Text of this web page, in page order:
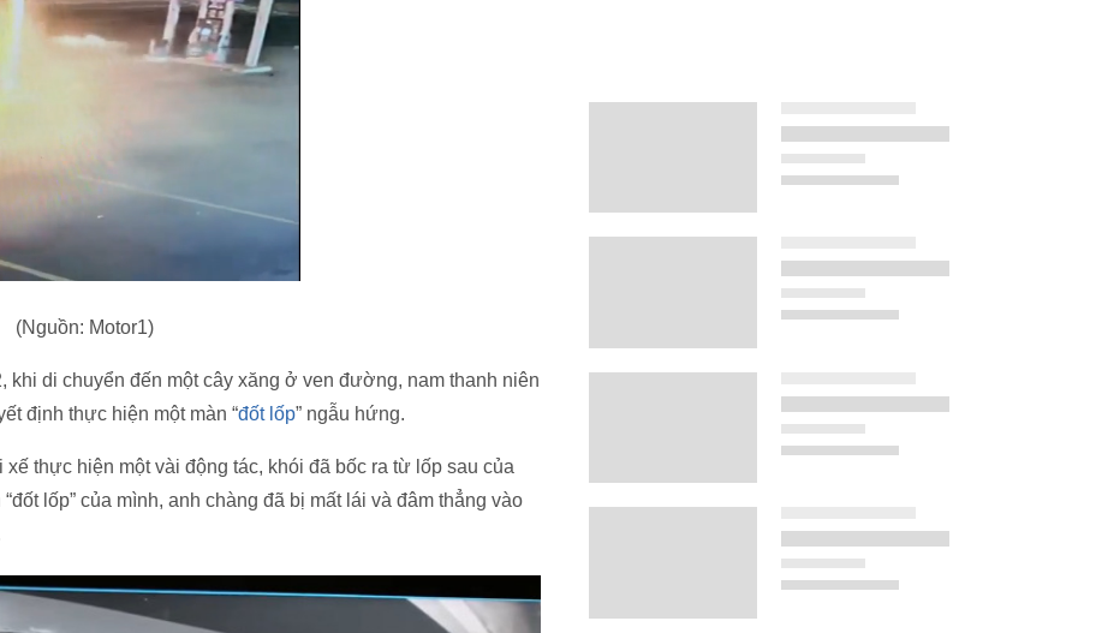
(Nguồn: Motor1)
khi di chuyển đến một cây xăng ở ven đường, nam thanh niên
định thực hiện một màn “đốt lốp” ngẫu hứng.
thực hiện một vài động tác, khói đã bốc ra từ lốp sau của
lốp” của mình, anh chàng đã bị mất lái và đâm thẳng vào